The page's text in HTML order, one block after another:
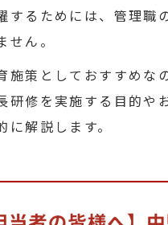
するためには、管理職
ん。
施策としておすすめな
研修を実施する目的や
解説します。